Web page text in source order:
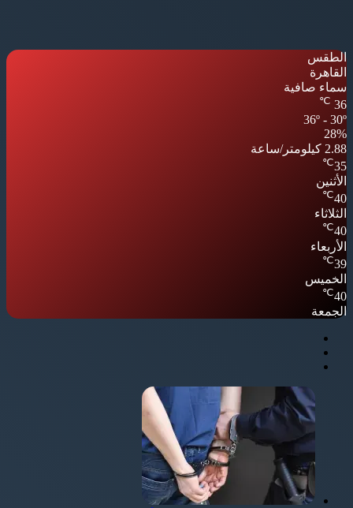
الطقس
القاهرة
سماء صافية
36
℃
36º - 30º
28%
2.88 كيلومتر/ساعة
35
℃
الأثنين
40
℃
الثلاثاء
40
℃
الأربعاء
39
℃
الخميس
40
℃
الجمعة